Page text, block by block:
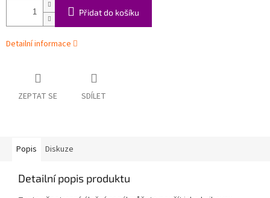
Přidat do košíku
Detailní informace
ZEPTAT SE SDÍLET
Popis Diskuze
Detailní popis produktu